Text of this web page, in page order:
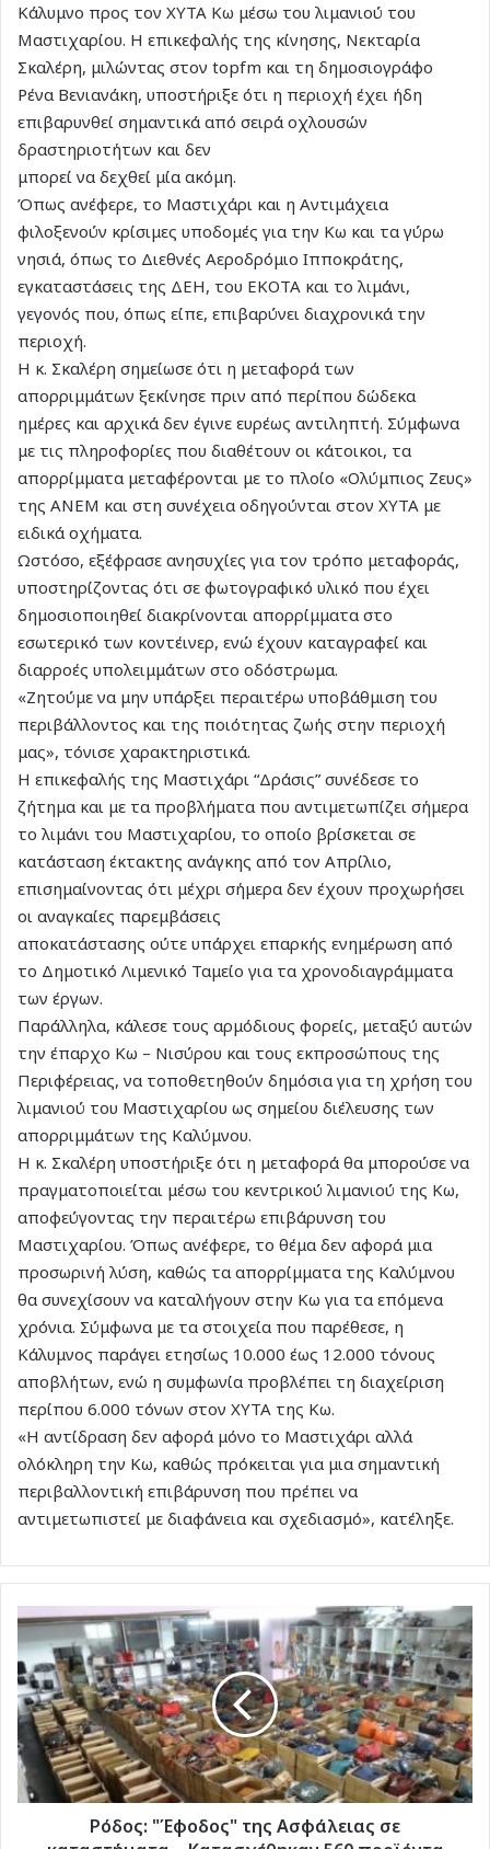
Κάλυμνο προς τον ΧΥΤΑ Κω μέσω του λιμανιού του
Μαστιχαρίου. Η επικεφαλής της κίνησης, Νεκταρία
Σκαλέρη, μιλώντας στον topfm και τη δημοσιογράφο
Ρένα Βενιανάκη, υποστήριξε ότι η περιοχή έχει ήδη
επιβαρυνθεί σημαντικά από σειρά οχλουσών
δραστηριοτήτων και δεν
μπορεί να δεχθεί μία ακόμη.
Όπως ανέφερε, το Μαστιχάρι και η Αντιμάχεια
φιλοξενούν κρίσιμες υποδομές για την Κω και τα γύρω
νησιά, όπως το Διεθνές Αεροδρόμιο Ιπποκράτης,
εγκαταστάσεις της ΔΕΗ, του ΕΚΟΤΑ και το λιμάνι,
γεγονός που, όπως είπε, επιβαρύνει διαχρονικά την
περιοχή.
Η κ. Σκαλέρη σημείωσε ότι η μεταφορά των
απορριμμάτων ξεκίνησε πριν από περίπου δώδεκα
ημέρες και αρχικά δεν έγινε ευρέως αντιληπτή. Σύμφωνα
με τις πληροφορίες που διαθέτουν οι κάτοικοι, τα
απορρίμματα μεταφέρονται με το πλοίο «Ολύμπιος Ζευς»
της ΑΝΕΜ και στη συνέχεια οδηγούνται στον ΧΥΤΑ με
ειδικά οχήματα.
Ωστόσο, εξέφρασε ανησυχίες για τον τρόπο μεταφοράς,
υποστηρίζοντας ότι σε φωτογραφικό υλικό που έχει
δημοσιοποιηθεί διακρίνονται απορρίμματα στο
εσωτερικό των κοντέινερ, ενώ έχουν καταγραφεί και
διαρροές υπολειμμάτων στο οδόστρωμα.
«Ζητούμε να μην υπάρξει περαιτέρω υποβάθμιση του
περιβάλλοντος και της ποιότητας ζωής στην περιοχή
μας», τόνισε χαρακτηριστικά.
Η επικεφαλής της Μαστιχάρι “Δράσις” συνέδεσε το
ζήτημα και με τα προβλήματα που αντιμετωπίζει σήμερα
το λιμάνι του Μαστιχαρίου, το οποίο βρίσκεται σε
κατάσταση έκτακτης ανάγκης από τον Απρίλιο,
επισημαίνοντας ότι μέχρι σήμερα δεν έχουν προχωρήσει
οι αναγκαίες παρεμβάσεις
αποκατάστασης ούτε υπάρχει επαρκής ενημέρωση από
το Δημοτικό Λιμενικό Ταμείο για τα χρονοδιαγράμματα
των έργων.
Παράλληλα, κάλεσε τους αρμόδιους φορείς, μεταξύ αυτών
την έπαρχο Κω – Νισύρου και τους εκπροσώπους της
Περιφέρειας, να τοποθετηθούν δημόσια για τη χρήση του
λιμανιού του Μαστιχαρίου ως σημείου διέλευσης των
απορριμμάτων της Καλύμνου.
Η κ. Σκαλέρη υποστήριξε ότι η μεταφορά θα μπορούσε να
πραγματοποιείται μέσω του κεντρικού λιμανιού της Κω,
αποφεύγοντας την περαιτέρω επιβάρυνση του
Μαστιχαρίου. Όπως ανέφερε, το θέμα δεν αφορά μια
προσωρινή λύση, καθώς τα απορρίμματα της Καλύμνου
θα συνεχίσουν να καταλήγουν στην Κω για τα επόμενα
χρόνια. Σύμφωνα με τα στοιχεία που παρέθεσε, η
Κάλυμνος παράγει ετησίως 10.000 έως 12.000 τόνους
αποβλήτων, ενώ η συμφωνία προβλέπει τη διαχείριση
περίπου 6.000 τόνων στον ΧΥΤΑ της Κω.
«Η αντίδραση δεν αφορά μόνο το Μαστιχάρι αλλά
ολόκληρη την Κω, καθώς πρόκειται για μια σημαντική
περιβαλλοντική επιβάρυνση που πρέπει να
αντιμετωπιστεί με διαφάνεια και σχεδιασμό», κατέληξε.
Ρόδος:
"Έφοδος"
της
Ασφάλειας
σε
καταστήματα
–
Κατασχέθηκαν
560
Ρόδος: "Έφοδος" της Ασφάλειας σε